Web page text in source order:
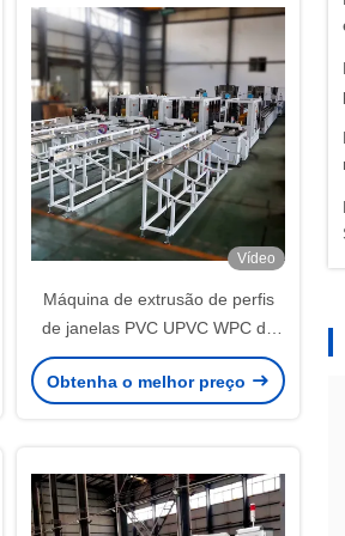
camadas
Vídeo
Máquina de extrusão de perfis
de janelas PVC UPVC WPC de
alta eficácia e preço acessível,
máquina para fabricação de
Obtenha o melhor preço